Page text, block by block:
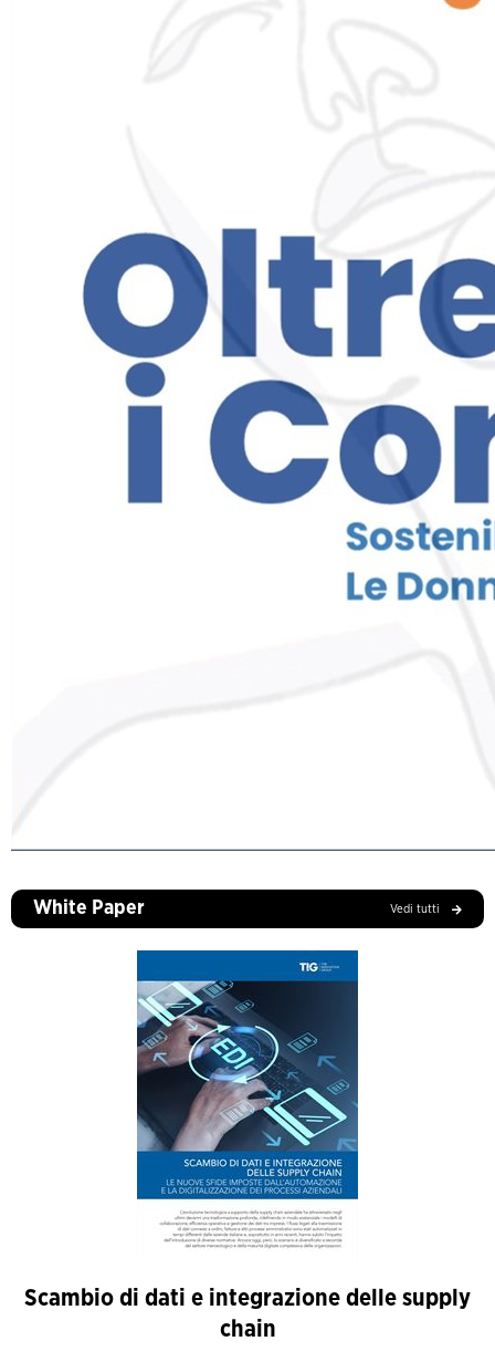
White Paper Vedi tutti
Scambio di dati e integrazione delle supply
chain